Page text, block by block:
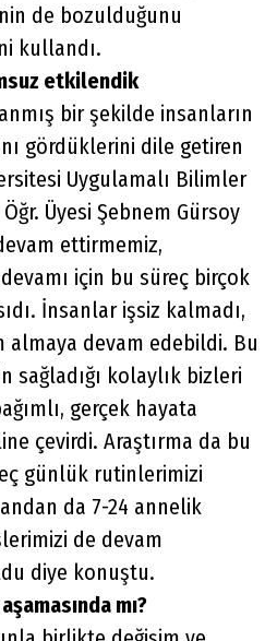
de bozulduğunu
kullandı.
etkilendik
bir şekilde insanların
gördüklerini dile getiren
Uygulamalı Bilimler
Üyesi Şebnem Gürsoy
ettirmemiz,
için bu süreç birçok
İnsanlar işsiz kalmadı,
almaya devam edebildi. Bu
kolaylık bizleri
gerçek hayata
çevirdi. Araştırma da bu
günlük rutinlerimizi
da 7-24 annelik
de devam
diye konuştu.
mı?